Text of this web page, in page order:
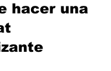
hacer una